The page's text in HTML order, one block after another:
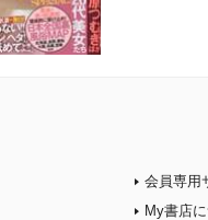
会員専用
My書店